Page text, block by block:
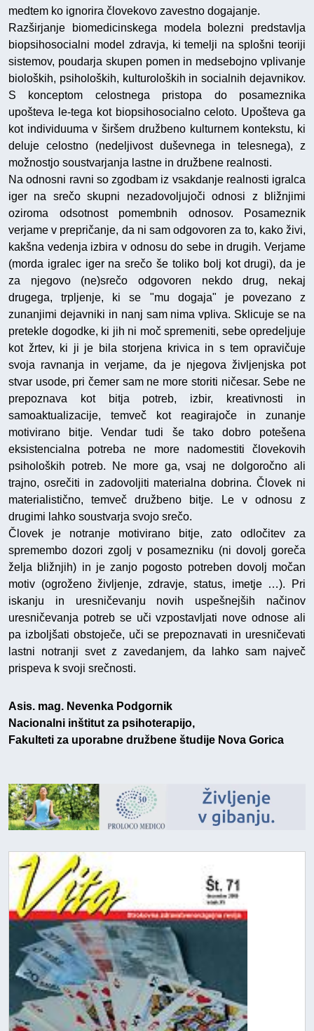
medtem ko ignorira človekovo zavestno dogajanje.
Razširjanje biomedicinskega modela bolezni predstavlja
biopsihosocialni model zdravja, ki temelji na splošni teoriji
sistemov, poudarja skupen pomen in medsebojno vplivanje
bioloških, psiholoških, kulturoloških in socialnih dejavnikov.
S konceptom celostnega pristopa do posameznika
upošteva le-tega kot biopsihosocialno celoto. Upošteva ga
kot individuuma v širšem družbeno kulturnem kontekstu, ki
deluje celostno (nedeljivost duševnega in telesnega), z
možnostjo soustvarjanja lastne in družbene realnosti.
Na odnosni ravni so zgodbam iz vsakdanje realnosti igralca
iger na srečo skupni nezadovoljujoči odnosi z bližnjimi
oziroma odsotnost pomembnih odnosov. Posameznik
verjame v prepričanje, da ni sam odgovoren za to, kako živi,
kakšna vedenja izbira v odnosu do sebe in drugih. Verjame
(morda igralec iger na srečo še toliko bolj kot drugi), da je
za njegovo (ne)srečo odgovoren nekdo drug, nekaj
drugega, trpljenje, ki se "mu dogaja" je povezano z
zunanjimi dejavniki in nanj sam nima vpliva. Sklicuje se na
pretekle dogodke, ki jih ni moč spremeniti, sebe opredeljuje
kot žrtev, ki ji je bila storjena krivica in s tem opravičuje
svoja ravnanja in verjame, da je njegova življenjska pot
stvar usode, pri čemer sam ne more storiti ničesar. Sebe ne
prepoznava kot bitja potreb, izbir, kreativnosti in
samoaktualizacije, temveč kot reagirajoče in zunanje
motivirano bitje. Vendar tudi še tako dobro potešena
eksistencialna potreba ne more nadomestiti človekovih
psiholoških potreb. Ne more ga, vsaj ne dolgoročno ali
trajno, osrečiti in zadovoljiti materialna dobrina. Človek ni
materialistično, temveč družbeno bitje. Le v odnosu z
drugimi lahko soustvarja svojo srečo.
Človek je notranje motivirano bitje, zato odločitev za
spremembo dozori zgolj v posamezniku (ni dovolj goreča
želja bližnjih) in je zanjo pogosto potreben dovolj močan
motiv (ogroženo življenje, zdravje, status, imetje …). Pri
iskanju in uresničevanju novih uspešnejših načinov
uresničevanja potreb se uči vzpostavljati nove odnose ali
pa izboljšati obstoječe, uči se prepoznavati in uresničevati
lastni notranji svet z zavedanjem, da lahko sam največ
prispeva k svoji srečnosti.
Asis. mag. Nevenka Podgornik
Nacionalni inštitut za psihoterapijo,
Fakulteti za uporabne družbene študije Nova Gorica